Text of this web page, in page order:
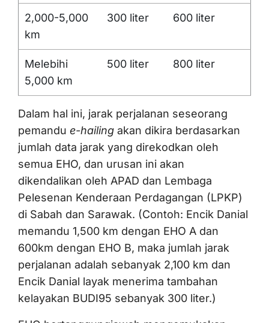
2,000-5,000
km
300 liter 600 liter
Melebihi
5,000 km
500 liter 800 liter
Dalam hal ini, jarak perjalanan seseorang
pemandu e-hailing akan dikira berdasarkan
jumlah data jarak yang direkodkan oleh
semua EHO, dan urusan ini akan
dikendalikan oleh APAD dan Lembaga
Pelesenan Kenderaan Perdagangan (LPKP)
di Sabah dan Sarawak. (Contoh: Encik Danial
memandu 1,500 km dengan EHO A dan
600km dengan EHO B, maka jumlah jarak
perjalanan adalah sebanyak 2,100 km dan
Encik Danial layak menerima tambahan
kelayakan BUDI95 sebanyak 300 liter.)